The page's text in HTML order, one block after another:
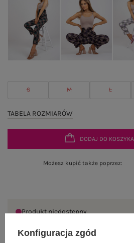
S M L
TABELA ROZMIARÓW
DODAJ DO KOSZYKA
Możesz kupić także poprzez:
Produkt niedostępny
Konfiguracja zgód